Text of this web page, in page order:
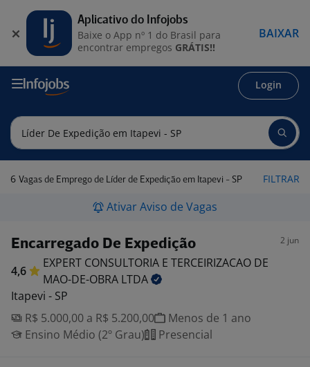
Login
6 Vagas de Emprego de Líder de Expedição em Itapevi - SP FILTRAR
Ativar Aviso de Vagas
Encarregado De Expedição 2 jun
4,6
EXPERT CONSULTORIA E TERCEIRIZACAO DE
MAO-DE-OBRA LTDA
Itapevi - SP
R$ 5.000,00 a R$ 5.200,00
Menos de 1 ano
Ensino Médio (2º Grau)
Presencial
Aplicativo do Infojobs
Baixe o App nº 1 do Brasil para
encontrar empregos GRÁTIS!!
BAIXAR